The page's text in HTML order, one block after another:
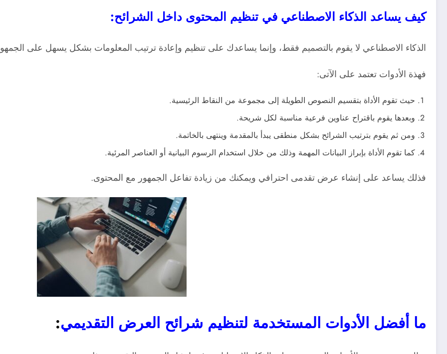
كيف يساعد الذكاء الاصطناعي في تنظيم المحتوى داخل الشرائح:
الذكاء الاصطناعي لا يقوم بالتصميم فقط، وإنما يساعدك على تنظيم وإعادة ترتيب المعلومات بشكل يسهل على
فهذة الأدوات تعتمد على الآتى:
حيث تقوم الأداة بتقسيم النصوص الطويلة إلى مجموعة من النقاط الرئيسية.
وبعدها يقوم باقتراح عناوين فرعية مناسبة لكل شريحة.
ومن ثم يقوم بترتيب الشرائح بشكل منطقى يبدأ بالمقدمة وينتهى بالخاتمة.
كما تقوم الأداة بإبراز البيانات المهمة وذلك من خلال استخدام الرسوم البيانية أو العناصر المرئية.
فذلك يساعد على إنشاء عرض تقدمى احترافي ويمكنك من زيادة تفاعل الجمهور مع المحتوى.
ما أفضل الأدوات المستخدمة لتنظيم شرائح العرض التقديمي: